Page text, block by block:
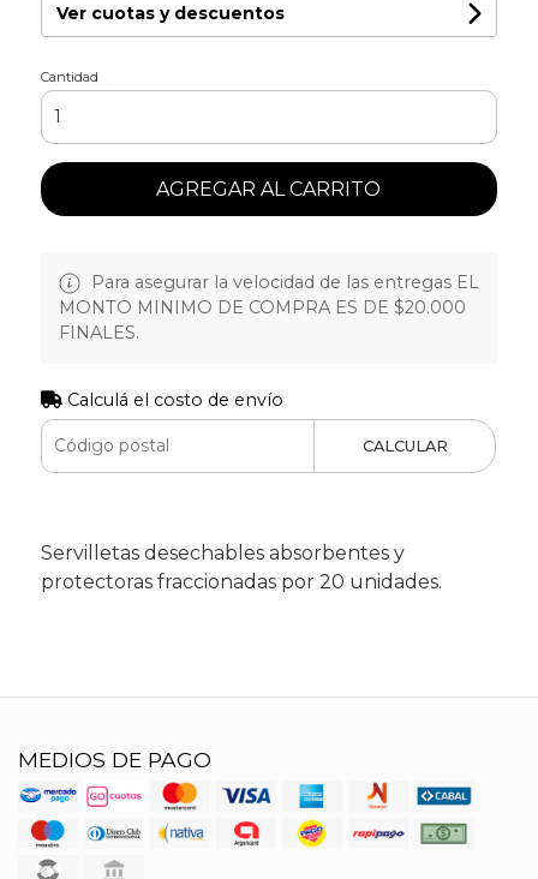
Ver cuotas y descuentos
Cantidad
AGREGAR AL CARRITO
Para asegurar la velocidad de las entregas EL
MONTO MINIMO DE COMPRA ES DE $20.000
FINALES.
Calculá el costo de envío
CALCULAR
Servilletas desechables absorbentes y
protectoras fraccionadas por 20 unidades.
MEDIOS DE PAGO